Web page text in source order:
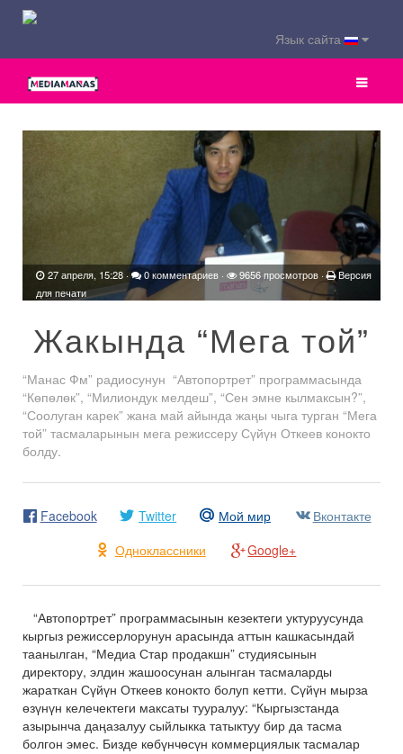
Язык сайта
27 апреля, 15:28 · 0 комментариев · 9656 просмотров ·
Версия
для печати
Жакында “Мега той”
“Манас Фм” радиосунун “Автопортрет” программасында
“Көпөлөк”, “Милиондук мелдеш”, “Сен эмне кылмаксын?”,
“Соолуган карек” жана май айында жаңы чыга турган “Мега
той” тасмаларынын мега режиссеру Сүйүн Откеев конокто
болду.
Facebook Twitter Мой мир
Вконтакте
Одноклассники
Google+
“Автопортрет” программасынын кезектеги уктуруусунда
кыргыз режиссерлорунун арасында аттын кашкасындай
таанылган, “Медиа Стар продакшн” студиясынын
директору, элдин жашоосунан алынган тасмаларды
жараткан Сүйүн Откеев конокто болуп кетти. Сүйүн мырза
өзүнүн келечектеги максаты тууралуу: “Кыргызстанда
азырынча даңазалуу сыйлыкка татыктуу бир да тасма
болгон эмес. Бизде көбүнчөсүн коммерциялык тасмалар